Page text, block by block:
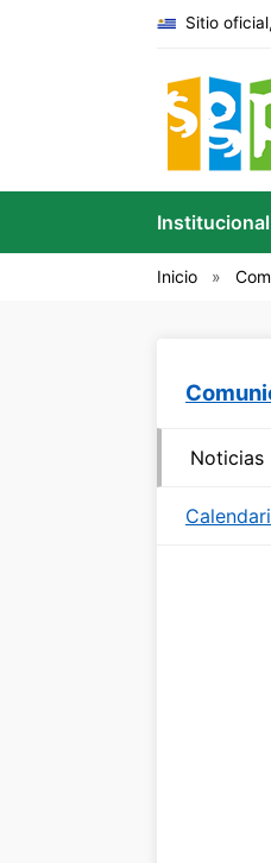
Sitio
Institucional
Inicio
Noticias